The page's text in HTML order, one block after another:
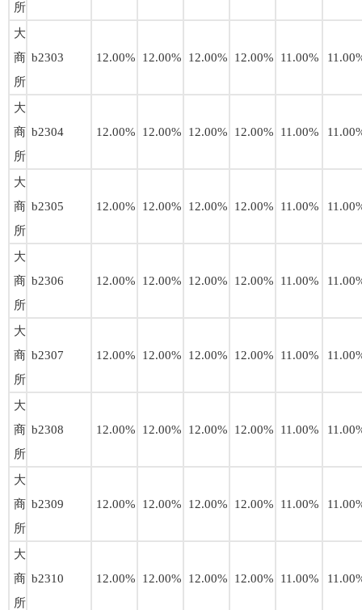
所
大
商
所
b2303 12.00% 12.00% 12.00% 12.00% 11.00%
大
商
所
b2304 12.00% 12.00% 12.00% 12.00% 11.00%
大
商
所
b2305 12.00% 12.00% 12.00% 12.00% 11.00%
大
商
所
b2306 12.00% 12.00% 12.00% 12.00% 11.00%
大
商
所
b2307 12.00% 12.00% 12.00% 12.00% 11.00%
大
商
所
b2308 12.00% 12.00% 12.00% 12.00% 11.00%
大
商
所
b2309 12.00% 12.00% 12.00% 12.00% 11.00%
大
商
所
b2310 12.00% 12.00% 12.00% 12.00% 11.00%